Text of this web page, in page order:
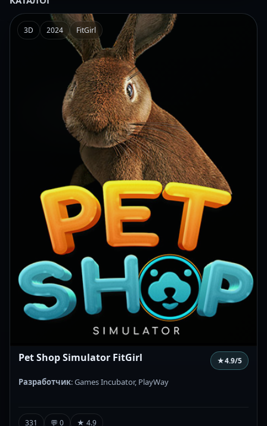
3D 2024 FitGirl
Pet Shop Simulator FitGirl ★4.9/5
Разработчик: Games Incubator, PlayWay
331 💬 0 ★ 4.9